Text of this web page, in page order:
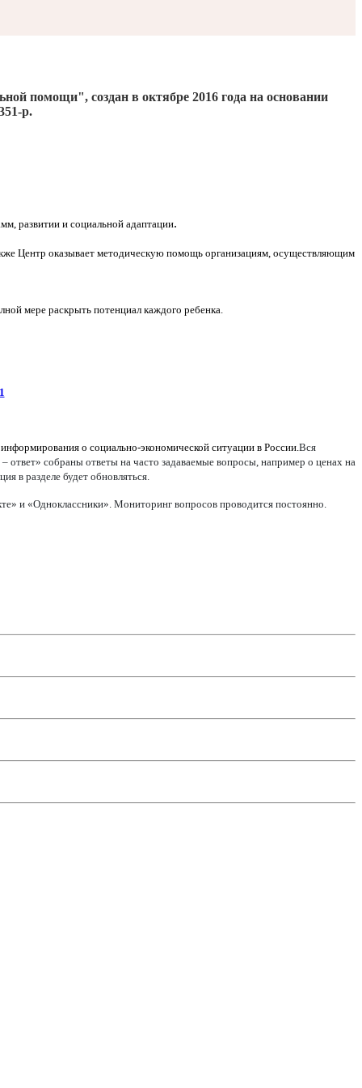
помощи", создан в октябре 2016года на основании
р.
развитии и социальной адаптации.
Центр оказывает методическую помощь организациям, осуществляющим
мере раскрыть потенциал каждого ребенка.
о социально-экономической ситуации в России. Вся
ответ» собраны ответы на часто задаваемые вопросы, например о ценах на
в разделе будет обновляться.
и «Одноклассники». Мониторинг вопросов проводится постоянно.